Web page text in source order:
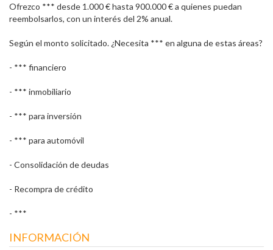
Ofrezco *** desde 1.000 € hasta 900.000 € a quienes puedan
reembolsarlos, con un interés del 2% anual.
Según el monto solicitado. ¿Necesita *** en alguna de estas áreas?
- *** financiero
- *** inmobiliario
- *** para inversión
- *** para automóvil
- Consolidación de deudas
- Recompra de crédito
- ***
INFORMACIÓN